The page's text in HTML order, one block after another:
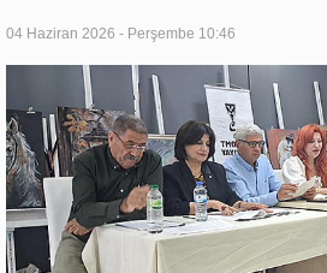
04 Haziran 2026 - Perşembe 10:46